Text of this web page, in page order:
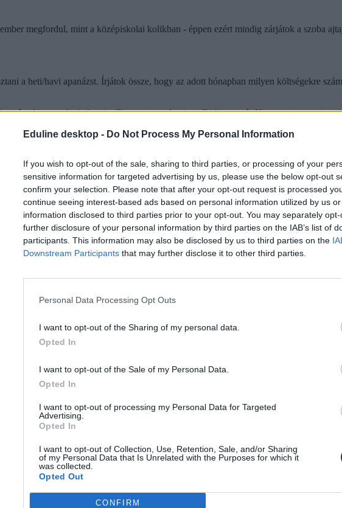
Eduline desktop - Do Not Process My Personal Information
If you wish to opt-out of the sale, sharing to third parties, or processing of your
sensitive information for targeted advertising by us, please use the below opt-out
confirm your selection. Please note that after your opt-out request is processed
continue seeing interest-based ads based on personal information utilized by us
information disclosed to third parties prior to your opt-out. You may separately
further disclosure of your personal information by third parties on the IAB’s list of
participants. This information may also be disclosed by us to third parties on the
Downstream Participants that may further disclose it to other third parties.
Personal Data Processing Opt Outs
I want to opt-out of the Sharing of my personal data.
Opted In
I want to opt-out of the Sale of my Personal Data.
Opted In
I want to opt-out of processing my Personal Data for Targeted
Advertising.
Opted In
I want to opt-out of Collection, Use, Retention, Sale, and/or Sharing
of my Personal Data that Is Unrelated with the Purposes for which it
was collected.
Opted Out
CONFIRM
megfordul, mint a középiskolai kolikban - éppen ezért mindig zárjátok a szoba
a heti/havi apanázst. Írjátok össze, hogy az adott hónapban milyen költségekre
is vezethetitek: mi aFinanciust, valamint aBishinewsésHintersteinerappjait
ahol 600-700 forintból megebédelhettek, de a legolcsóbb megoldás azért mégis az,
pénzből
ELTE ÁJK háromszögben jártunk, első cikkünket itt a másodikat itt olvashatjátok
VIII. kerületi campusa körül található étkezdékről itt , az Üllői úti kínálatról pedig
itt olvashattok. A 400-500 forintos színházjegyek titkátebben a cikkünkben árultuk el,
Tetszett a cikk? Kövess minket a Facebookon is, és nem fogsz lemaradni a